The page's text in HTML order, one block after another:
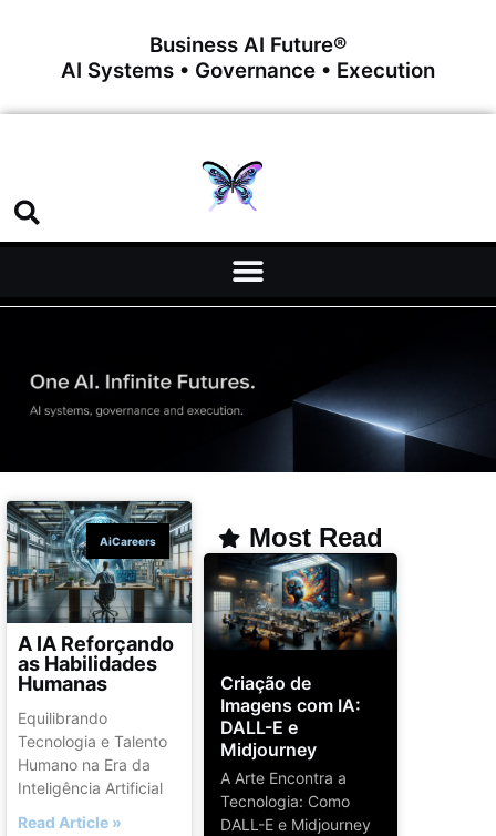
Business AI Future®
AI Systems • Governance • Execution
AiCareers
A IA Reforçando
as Habilidades
Humanas
Equilibrando
Tecnologia e Talento
Humano na Era da
Inteligência Artificial
Read Article »
Most Read
Criação de
Imagens com IA:
DALL-E e
Midjourney
A Arte Encontra a
Tecnologia: Como
DALL-E e Midjourney